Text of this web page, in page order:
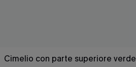
Cimelio con parte superiore verde